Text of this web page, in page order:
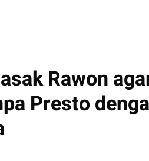
Rawon
Presto